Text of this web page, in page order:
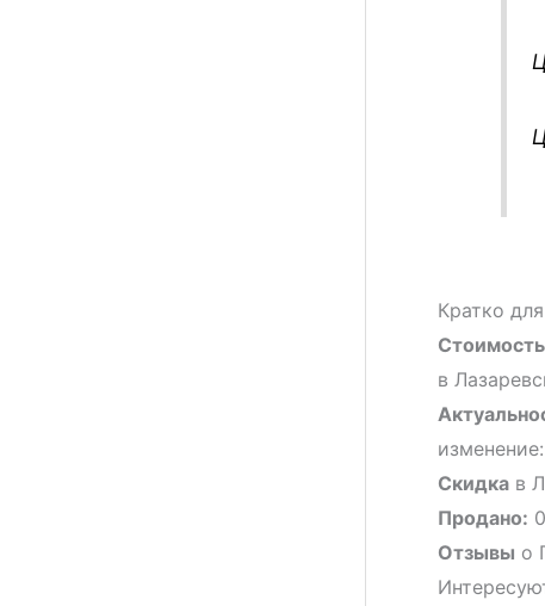
Кратко
Стоимость
в
Скидкав
Продано:
Отзывы о